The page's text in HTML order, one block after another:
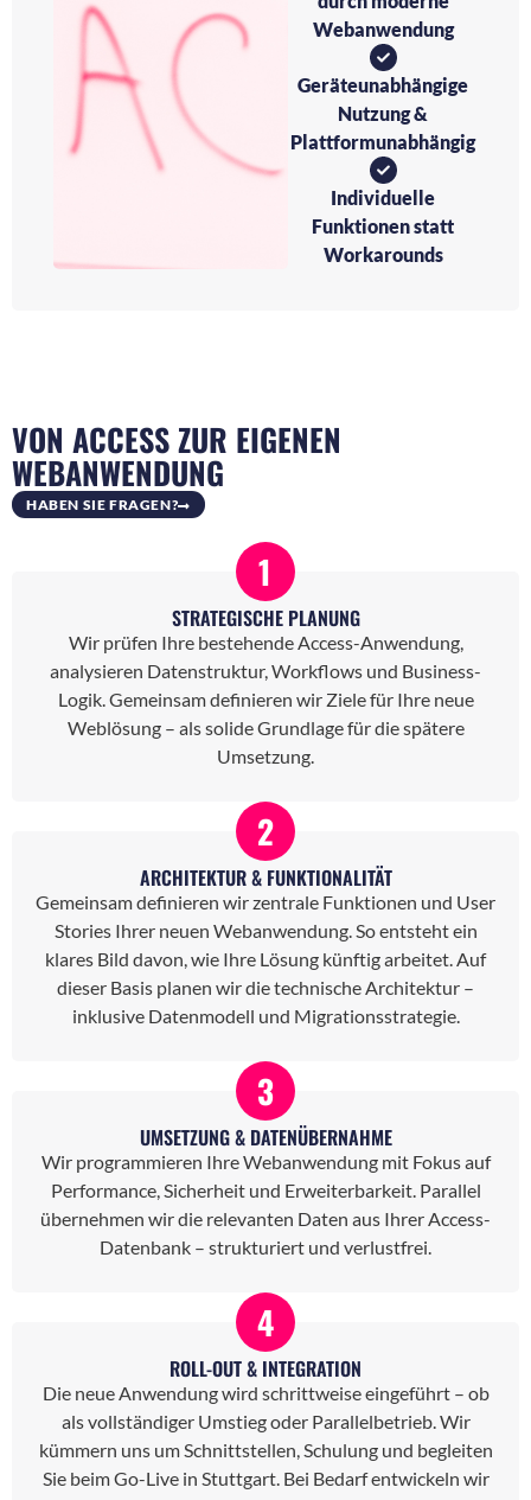
Webanwendung
Geräteunabhängige
Nutzung &
Plattformunabhängig
Individuelle
Funktionen statt
Workarounds
VON ACCESS ZUR EIGENEN
WEBANWENDUNG
HABEN SIE FRAGEN?
1
STRATEGISCHE PLANUNG
Wir prüfen Ihre bestehende Access-Anwendung,
analysieren Datenstruktur, Workflows und Business-
Logik. Gemeinsam definieren wir Ziele für Ihre neue
Weblösung – als solide Grundlage für die spätere
Umsetzung.
2
ARCHITEKTUR & FUNKTIONALITÄT
Gemeinsam definieren wir zentrale Funktionen und User
Stories Ihrer neuen Webanwendung. So entsteht ein
klares Bild davon, wie Ihre Lösung künftig arbeitet. Auf
dieser Basis planen wir die technische Architektur –
inklusive Datenmodell und Migrationsstrategie.
3
UMSETZUNG & DATENÜBERNAHME
Wir programmieren Ihre Webanwendung mit Fokus auf
Performance, Sicherheit und Erweiterbarkeit. Parallel
übernehmen wir die relevanten Daten aus Ihrer Access-
Datenbank – strukturiert und verlustfrei.
4
ROLL-OUT & INTEGRATION
Die neue Anwendung wird schrittweise eingeführt – ob
als vollständiger Umstieg oder Parallelbetrieb. Wir
kümmern uns um Schnittstellen, Schulung und begleiten
Sie beim Go-Live in Stuttgart. Bei Bedarf entwickeln wir